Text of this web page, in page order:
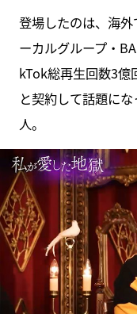
登場したのは、海
ーカルグループ・
kTok総再生回数3億
と契約して話題に
人。